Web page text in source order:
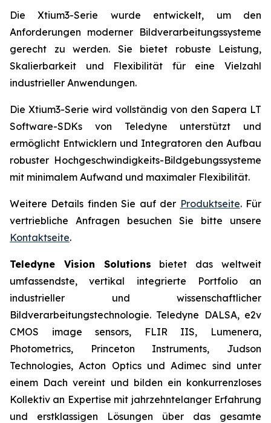
Die Xtium3-Serie wurde entwickelt, um den
Anforderungen moderner Bildverarbeitungssysteme
gerecht zu werden. Sie bietet robuste Leistung,
Skalierbarkeit und Flexibilität für eine Vielzahl
industrieller Anwendungen.
Die Xtium3-Serie wird vollständig von den Sapera LT
Software-SDKs von Teledyne unterstützt und
ermöglicht Entwicklern und Integratoren den Aufbau
robuster Hochgeschwindigkeits-Bildgebungssysteme
mit minimalem Aufwand und maximaler Flexibilität.
Weitere Details finden Sie auf der Produktseite. Für
vertriebliche Anfragen besuchen Sie bitte unsere
Kontaktseite.
Teledyne Vision Solutions bietet das weltweit
umfassendste, vertikal integrierte Portfolio an
industrieller und wissenschaftlicher
Bildverarbeitungstechnologie. Teledyne DALSA, e2v
CMOS image sensors, FLIR IIS, Lumenera,
Photometrics, Princeton Instruments, Judson
Technologies, Acton Optics und Adimec sind unter
einem Dach vereint und bilden ein konkurrenzloses
Kollektiv an Expertise mit jahrzehntelanger Erfahrung
und erstklassigen Lösungen über das gesamte